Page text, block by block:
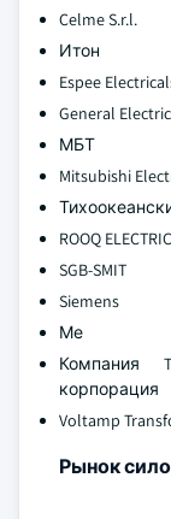
Celme S.r.l.
Итон
Espee
General Electric
МБТ
Mitsubishi
ROOQ
SGB-SMIT
Siemens
Ме
Компания
корпорация
Voltamp
Рынок